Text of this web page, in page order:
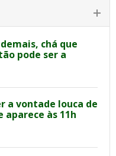
chá que
pode ser a
a vontade louca de
aparece às 11h